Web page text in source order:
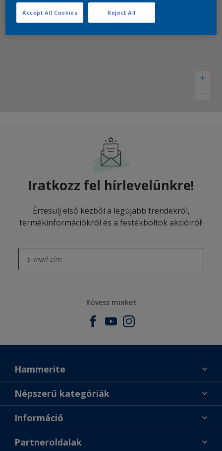
Iratkozz fel hírlevelünkre!
Értesülj első kézből a legújabb trendekről,
termékinformációkról és a festékboltok akcióiról!
Kövess minket
Hammerite
Találj egy színt
Üzlet keresése
Oldaltérkép
Népszerű kategóriák
Festési tanácsok
Inspiráció
Termékek
Információ
Színpontosság
Partneroldalak
Reject All
Accept All Cookies